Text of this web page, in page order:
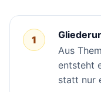
1
Aus
entsteht
statt nur